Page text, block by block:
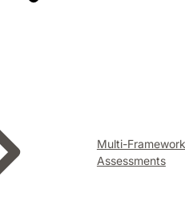
Multi-Framework
Assessments